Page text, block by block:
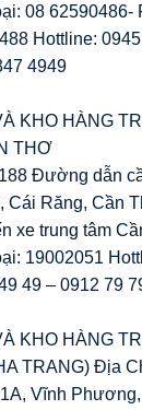
08 62590486-
Hottline:
4949
KHO HÀNG
THƠ
Đường dẫn
Cái Răng, Cần
xe trung tâm
19002051
49 – 0912 79
KHO HÀNG
TRANG) Địa
Vĩnh